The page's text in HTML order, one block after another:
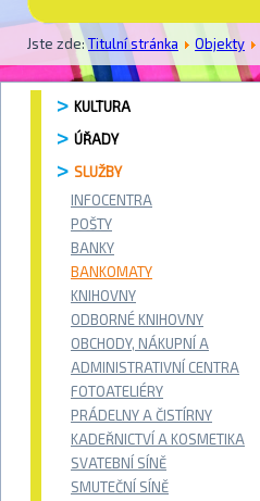
Jste zde:Titulní stránka Objekty
KULTURA
ÚŘADY
SLUŽBY
INFOCENTRA
POŠTY
BANKY
BANKOMATY
KNIHOVNY
ODBORNÉ KNIHOVNY
OBCHODY, NÁKUPNÍ A
ADMINISTRATIVNÍ CENTRA
FOTOATELIÉRY
PRÁDELNY A ČISTÍRNY
KADEŘNICTVÍ A KOSMETIKA
SVATEBNÍ SÍNĚ
SMUTEČNÍ SÍNĚ